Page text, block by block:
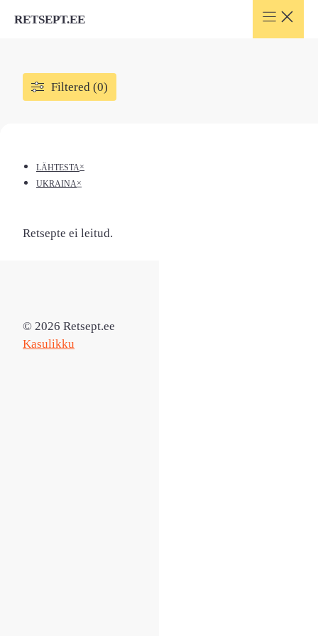
RETSEPT.EE
Filtered (0)
LÄHTESTA×
UKRAINA×
Retsepte ei leitud.
© 2026 Retsept.ee
Kasulikku